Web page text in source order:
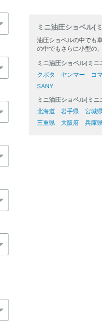
ミニ油圧ショベル(
油圧ショベルの中でも
の中でもさらに小型の
ミニ油圧ショベル(ミ
クボタ
ヤンマー コ
SANY
ミニ油圧ショベル(ミ
北海道
岩手県 宮城
三重県
大阪府 兵庫